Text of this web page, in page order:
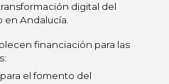
digital del
en Andalucía.
financiación para las
el fomento del